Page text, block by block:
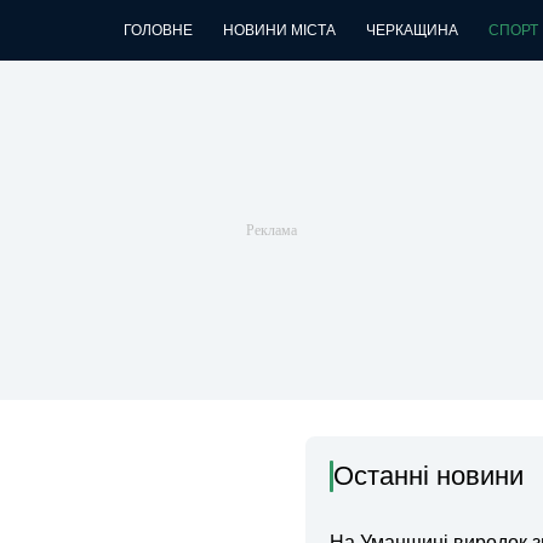
ГОЛОВНЕ НОВИНИ МІСТА ЧЕРКАЩИНА СПОРТ
Останні новини